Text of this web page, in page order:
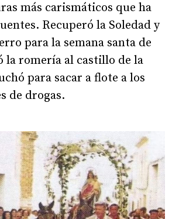
más carismáticos que ha
Recuperó la Soledad y
para la semana santa de
la romería al castillo de la
para sacar a flote a los
de drogas.